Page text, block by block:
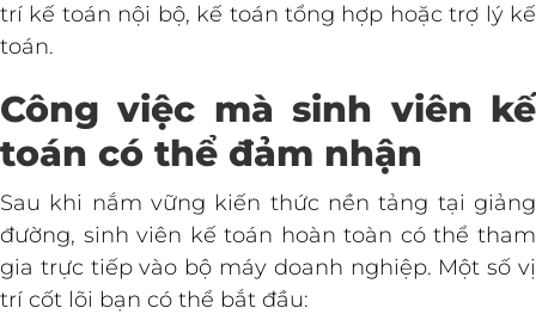
trí kế toán nội bộ, kế toán tổng hợp hoặc trợ lý kế
toán.
Công việc mà sinh viên kế
toán có thể đảm nhận
Sau khi nắm vững kiến thức nền tảng tại giảng
đường, sinh viên kế toán hoàn toàn có thể tham
gia trực tiếp vào bộ máy doanh nghiệp. Một số vị
trí cốt lõi bạn có thể bắt đầu: